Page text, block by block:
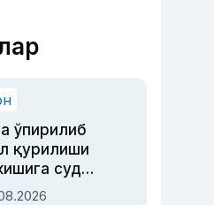
ўпирилиб
қурилиши
суд